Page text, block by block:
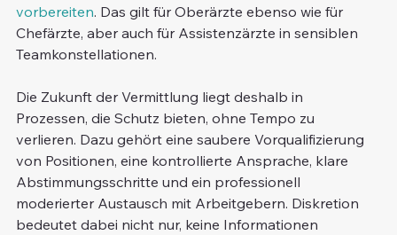
vorbereiten. Das gilt für Oberärzte ebenso wie für
Chefärzte, aber auch für Assistenzärzte in sensiblen
Teamkonstellationen.
Die Zukunft der Vermittlung liegt deshalb in
Prozessen, die Schutz bieten, ohne Tempo zu
verlieren. Dazu gehört eine saubere Vorqualifizierung
von Positionen, eine kontrollierte Ansprache, klare
Abstimmungsschritte und ein professionell
moderierter Austausch mit Arbeitgebern. Diskretion
bedeutet dabei nicht nur, keine Informationen